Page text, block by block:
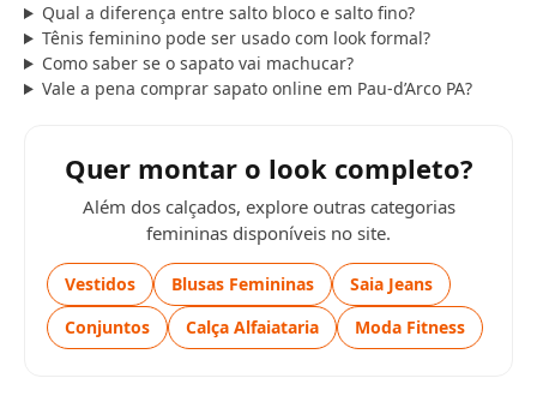
Qual a diferença entre salto bloco e salto fino?
Tênis feminino pode ser usado com look formal?
Como saber se o sapato vai machucar?
Vale a pena comprar sapato online em Pau-d’Arco PA?
Quer montar o look completo?
Além dos calçados, explore outras categorias
femininas disponíveis no site.
Vestidos Blusas Femininas
Saia Jeans
Conjuntos
Calça Alfaiataria Moda Fitness